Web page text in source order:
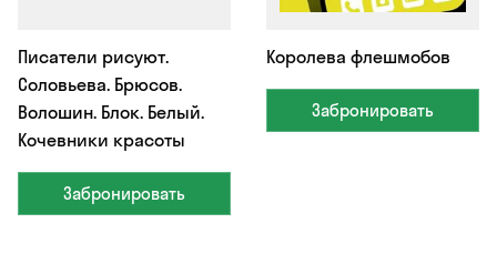
Писатели рисуют.
Соловьева. Брюсов.
Волошин. Блок. Белый.
Кочевники красоты
Забронировать
Королева флешмобов
Забронировать